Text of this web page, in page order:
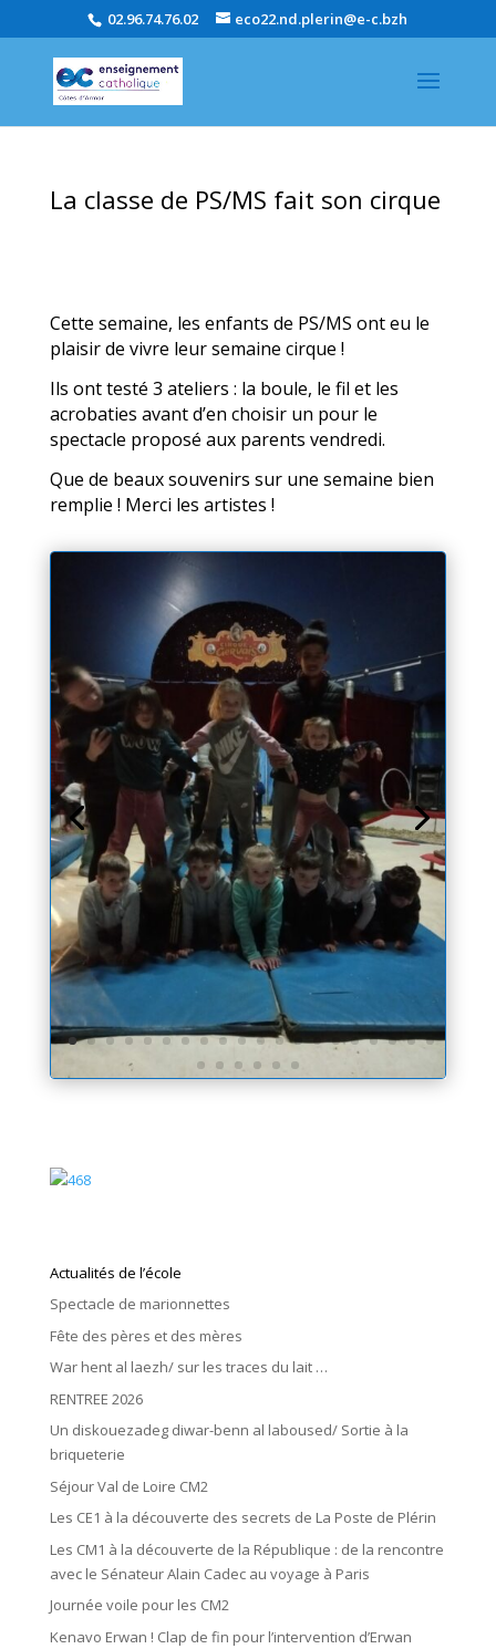
02.96.74.76.02 eco22.nd.plerin@e-c.bzh
La classe de PS/MS fait son cirque
Cette semaine, les enfants de PS/MS ont eu le
plaisir de vivre leur semaine cirque !
Ils ont testé 3 ateliers : la boule, le fil et les
acrobaties avant d’en choisir un pour le
spectacle proposé aux parents vendredi.
Que de beaux souvenirs sur une semaine bien
remplie ! Merci les artistes !
Actualités de l’école
Spectacle de marionnettes
Fête des pères et des mères
War hent al laezh/ sur les traces du lait …
RENTREE 2026
Un diskouezadeg diwar-benn al laboused/ Sortie à la
briqueterie
Séjour Val de Loire CM2
Les CE1 à la découverte des secrets de La Poste de Plérin
Les CM1 à la découverte de la République : de la rencontre
avec le Sénateur Alain Cadec au voyage à Paris
Journée voile pour les CM2
Kenavo Erwan ! Clap de fin pour l’intervention d’Erwan